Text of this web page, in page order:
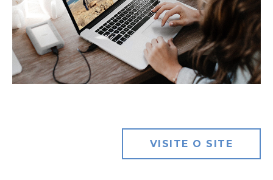
VISITE O SITE